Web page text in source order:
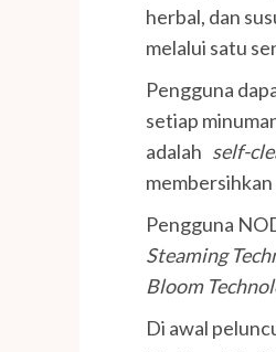
herbal, dan
melalui satu
Pengguna
setiap
adalah self-
Pengguna
Steaming
Bloom
Di awal